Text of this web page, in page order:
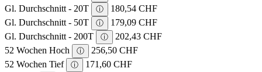
Gl. Durchschnitt - 20T
ⓘ
180,54 CHF
Gl. Durchschnitt - 50T
ⓘ
179,09 CHF
Gl. Durchschnitt - 200T
ⓘ
202,43 CHF
52 Wochen Hoch
ⓘ
256,50 CHF
52 Wochen Tief
ⓘ
171,60 CHF